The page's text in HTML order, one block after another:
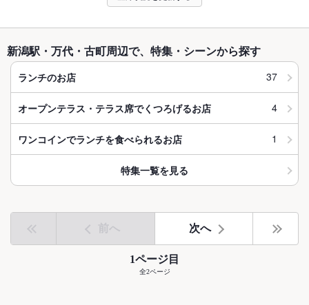
新潟駅・万代・古町周辺で、特集・シーンから探す
ランチのお店 37
オープンテラス・テラス席でくつろげるお店 4
ワンコインでランチを食べられるお店 1
特集一覧を見る
前へ 次へ
1ページ目
全2ページ